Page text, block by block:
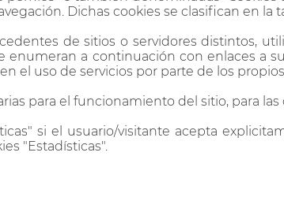
Dichas cookies se clasifican en
de sitios o servidores distintos,
enumeran a continuación con enlaces a
el uso de servicios por parte de los
para el funcionamiento del sitio, para
si el usuario/visitante acepta
"Estadísticas".